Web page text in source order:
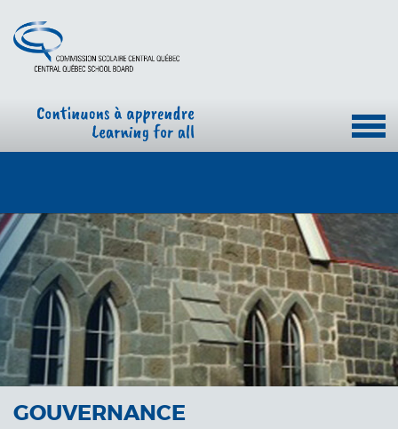
GOUVERNANCE